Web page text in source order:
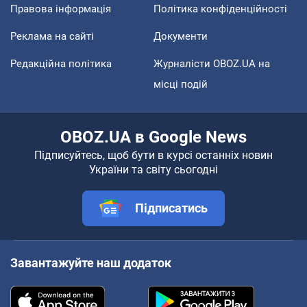
Правова інформація Політика конфіденційності
Реклама на сайті Документи
Редакційна політика
Журналісти OBOZ.UA на
місці подій
OBOZ.UA в Google News
Підписуйтесь, щоб бути в курсі останніх новин
України та світу сьогодні
Підписатись
Завантажуйте наш додаток